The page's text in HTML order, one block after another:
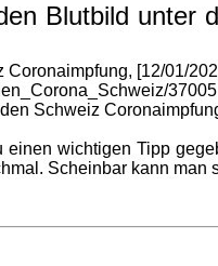
Blutbild unter
Coronaimpfung, [12/01/
37005
Schweiz
einen wichtigen Tipp
Scheinbar kann